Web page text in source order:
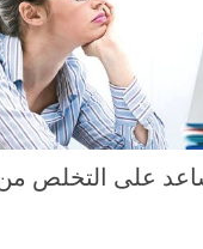
على التخلص